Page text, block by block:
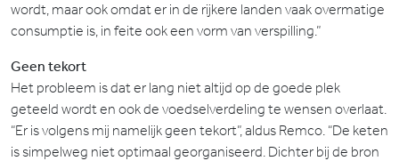
wordt, maar ook omdat er in de rijkere landen vaak overmatige
consumptie is, in feite ook een vorm van verspilling.”
Geen tekort
Het probleem is dat er lang niet altijd op de goede plek
geteeld wordt en ook de voedselverdeling te wensen overlaat.
“Er is volgens mij namelijk geen tekort”, aldus Remco. “De keten
is simpelweg niet optimaal georganiseerd. Dichter bij de bron